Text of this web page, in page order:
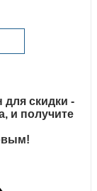
для скидки -
и получите